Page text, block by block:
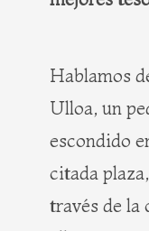
Hablamos
Ulloa, un
escondido
citada
través de la